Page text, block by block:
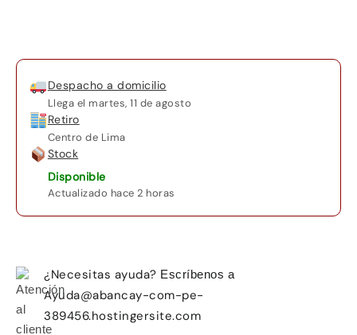
Despacho a domicilio
Llega el martes, 11 de agosto
Retiro
Centro de Lima
Stock
Disponible
Actualizado hace 2 horas
¿Necesitas ayuda? Escríbenos a
Ayuda@abancay-com-pe-
389456.hostingersite.com